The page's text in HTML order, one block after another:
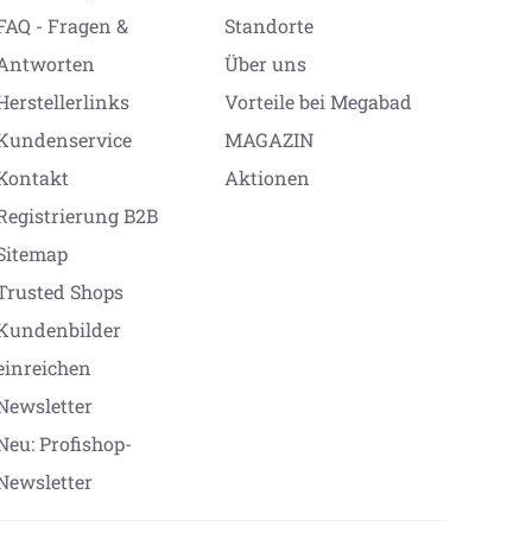
- Fragen &
B2B
Shops
Profishop-
Standorte
Über uns
Vorteile bei Megabad
MAGAZIN
Aktionen